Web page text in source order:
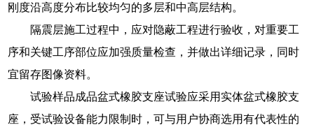
刚度沿高度分布比较均匀的多层和中高层结构。
隔震层施工过程中，应对隐蔽工程进行验收，对重要工
序和关键工序部位应加强质量检查，并做出详细记录，同时
宜留存图像资料。
试验样品成品盆式橡胶支座试验应采用实体盆式橡胶支
座，受试验设备能力限制时，可与用户协商选用有代表性的